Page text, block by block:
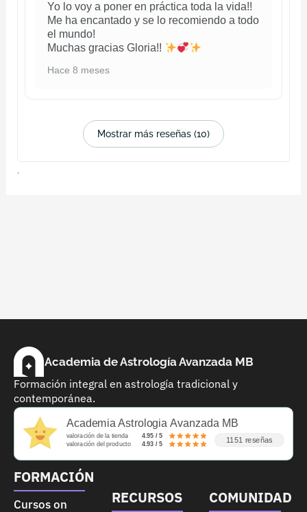
Yo lo voy a poner en práctica toda la vida!!
Me ha encantado y se lo recomiendo a todo
el mundo!
Muchas gracias Gloria!!
Hace 8 meses
Mostrar más reseñas (10)
.
Academia de Astrología Avanzada MB
Formación integral en astrología tradicional y
contemporánea.
Academia Astrologia Avanzada MB
valoración de la tienda 4.95 / 5
valoración del producto 4.93 / 5 1151 reseñas
FORMACIÓN
Cursos on RECURSOS COMUNIDAD